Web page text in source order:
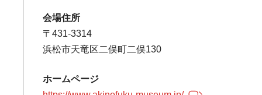
会場住所
〒431-3314
浜松市天竜区二俣町二俣130
ホームページ